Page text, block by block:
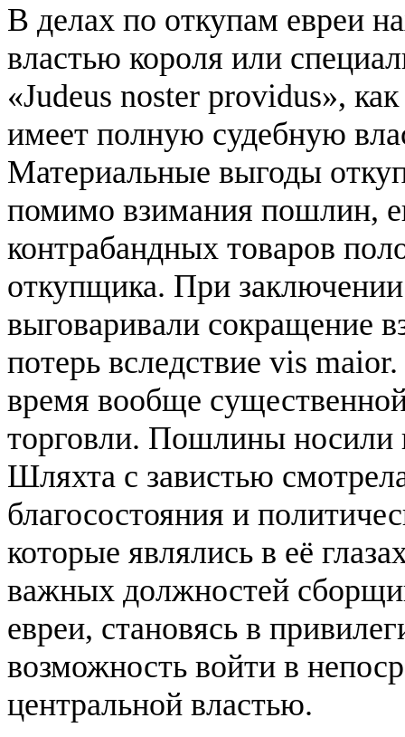
В делах по откупам евреи
властью короля или
«Judeus noster providus»,
имеет полную судебную
Материальные выгоды
помимо взимания пошлин,
контрабандных товаров
откупщика. При
выговаривали сокращение
потерь вследствие vis
время вообще
торговли. Пошлины носили
Шляхта с завистью
благосостояния и
которые являлись в её
важных должностей
евреи, становясь в
возможность войти в
центральной властью.